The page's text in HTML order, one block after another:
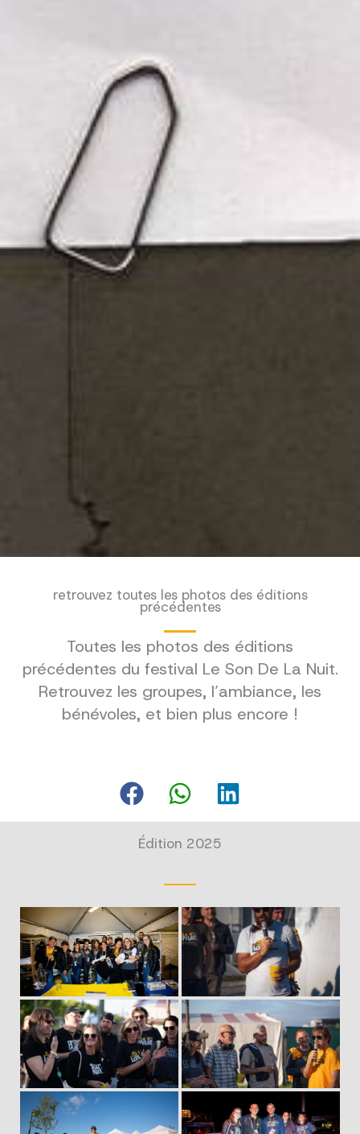
retrouvez toutes les photos des éditions
précédentes
Toutes les photos des éditions
précédentes du festival Le Son De La Nuit.
Retrouvez les groupes, l’ambiance, les
bénévoles, et bien plus encore !
Édition 2025